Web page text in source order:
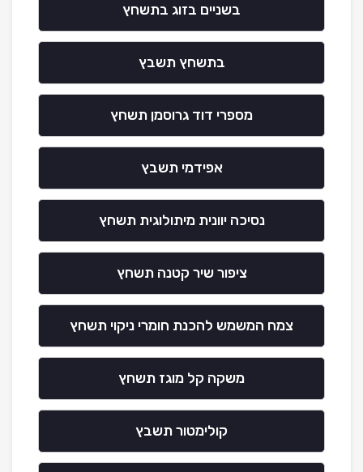
בשניים בזוג בתשחץ
בתשחץ תשבץ
מספרי דוד גרוסמן תשחץ
אפידמי תשבץ
נסיכה יוונית מיתולוגית תשחץ
ציפור שיר קטנה תשחץ
צמח המשמש להכנת חומרי ניקוי תשחץ
משקה קל מוגז תשחץ
קולימטור תשבץ